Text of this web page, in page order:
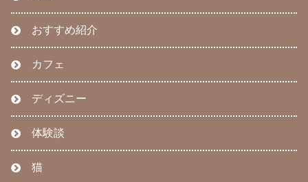
おすすめ紹介
カフェ
ディズニー
体験談
猫